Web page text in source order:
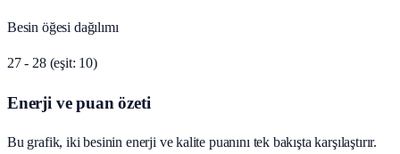
Besin öğesi dağılımı
27 - 28 (eşit: 10)
Enerji ve puan özeti
Bu grafik, iki besinin enerji ve kalite puanını tek bakışta karşılaştırır.